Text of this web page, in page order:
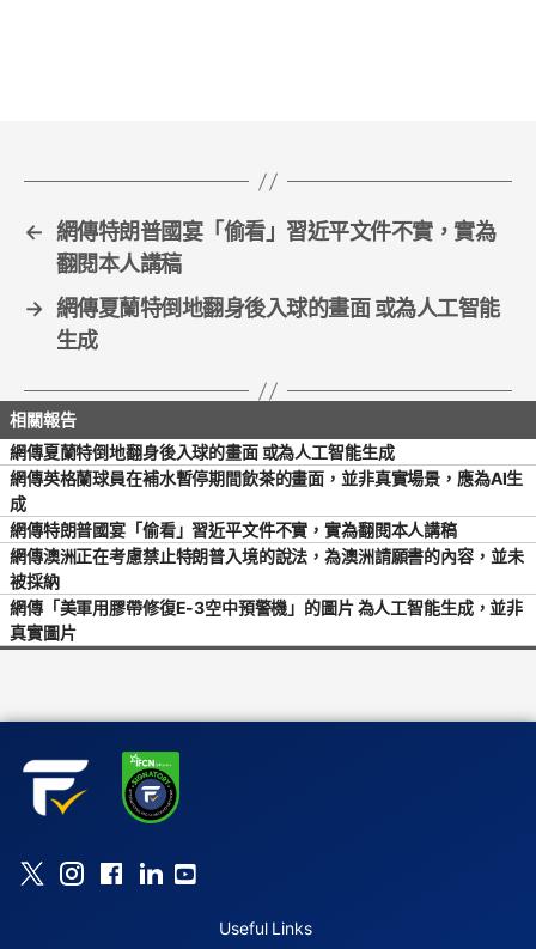
← 網傳特朗普國宴「偷看」習近平文件不實，實為
翻閱本人講稿
→ 網傳夏蘭特倒地翻身後入球的畫面 或為人工智能
生成
網傳夏蘭特倒地翻身後入球的畫面 或為人工智能生成
網傳英格蘭球員在補水暫停期間飲茶的畫面，並非真實場景，應為AI生
成
網傳特朗普國宴「偷看」習近平文件不實，實為翻閱本人講稿
網傳澳洲正在考慮禁止特朗普入境的說法，為澳洲請願書的內容，並未
被採納
網傳「美軍用膠帶修復E-3空中預警機」的圖片 為人工智能生成，並非
真實圖片
Useful Links